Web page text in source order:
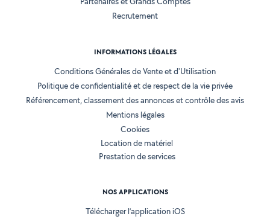
Recrutement
INFORMATIONS LÉGALES
Conditions Générales de Vente et d'Utilisation
Politique de confidentialité et de respect de la vie privée
Référencement, classement des annonces et contrôle des avis
Mentions légales
Cookies
Location de matériel
Prestation de services
NOS APPLICATIONS
Télécharger l’application iOS